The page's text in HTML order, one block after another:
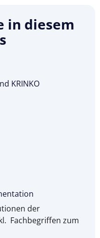
in diesem
KRINKO
der
Fachbegriffen zum